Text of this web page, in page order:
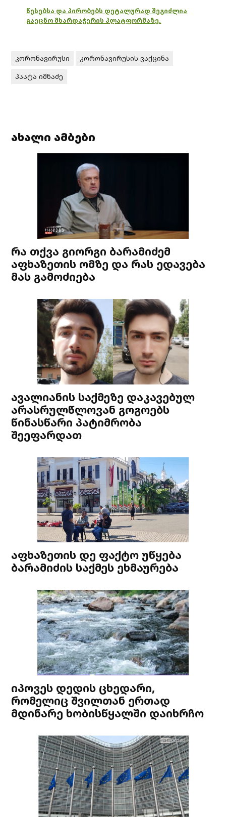
წესებსა და პირობებს დეტალურად შეგიძლია
გაეცნო მხარდაჭერის პლატფორმაზე.
კორონავირუსი
კორონავირუსის ვაქცინა
პაატა იმნაძე
ახალი ამბები
რა თქვა გიორგი ბარამიძემ
აფხაზეთის ომზე და რას ედავება
მას გამოძიება
ავალიანის საქმეზე დაკავებულ
არასრულწლოვან გოგოებს
წინასწარი პატიმრობა
შეეფარდათ
აფხაზეთის დე ფაქტო უწყება
ბარამიძის საქმეს ეხმაურება
იპოვეს დედის ცხედარი,
რომელიც შვილთან ერთად
მდინარე ხობისწყალში დაიხრჩო